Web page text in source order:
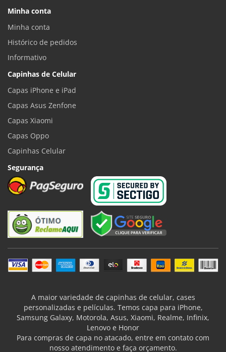
Minha conta
Minha conta
Histórico de pedidos
Informativo
Capinhas de Celular
Capas iPhone e iPad
Capas Asus Zenfone
Capas Xiaomi
Capas Oppo
Capinhas Celular
Segurança
A maior variedade de capinhas de celular, cases
personalizadas e películas. Temos capa para iPhone,
Samsung Galaxy, Motorola, Asus, Xiaomi, Realme, Infinix,
Lenovo e Honor
Para compras de capa no atacado, entre em contato com
nosso atendimento e faça orçamento.